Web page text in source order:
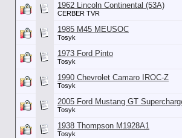
1962 Lincoln Continental (53А)
CERBER TVR
1985 M45 MEUSOC
Tosyk
1973 Ford Pinto
Tosyk
1990 Chevrolet Camaro IROC-Z
Tosyk
2005 Ford Mustang GT
Tosyk
1938 Thompson M1928A1
Tosyk